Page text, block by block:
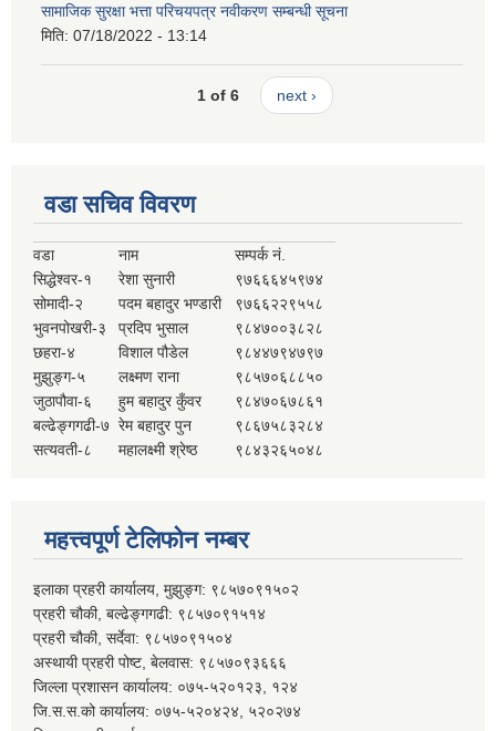
सामाजिक सुरक्षा भत्ता परिचयपत्र नवीकरण सम्बन्धी सूचना
मिति: 07/18/2022 - 13:14
1 of 6 next ›
वडा सचिव विवरण
वडा नाम
सम्पर्क नं.
सिद्धेश्वर-१
रेशा सुनारी
९७६६६४५९७४
सोमादी-२
पदम बहादुर भण्डारी
९७६६२२९५५८
भुवनपोखरी-३
प्रदिप भुसाल
९८४७००३८२८
छहरा-४
विशाल पौडेल
९८४४७९४७९७
मुझुङ्ग-५
लक्ष्मण राना
९८५७०६८८५०
जुठापौवा-६
हुम बहादुर कुँवर
९८४७०६७८६१
बल्ढेङ्गगढी-७ रेम बहादुर पुन
९८६७५८३२८४
सत्यवती-८
महालक्ष्मी श्रेष्ठ ९८४३२६५०४८
महत्त्वपूर्ण टेलिफोन नम्बर
इलाका प्रहरी कार्यालय, मुझुङ्ग: ९८५७०९१५०२
प्रहरी चौकी, बल्ढेङ्गगढी: ९८५७०९१५१४
प्रहरी चौकी, सर्देवा: ९८५७०९१५०४
अस्थायी प्रहरी पोष्ट, बेलवास: ९८५७०९३६६६
जिल्ला प्रशासन कार्यालय: ०७५-५२०१२३, १२४
जि.स.स.को कार्यालय: ०७५-५२०४२४, ५२०२७४